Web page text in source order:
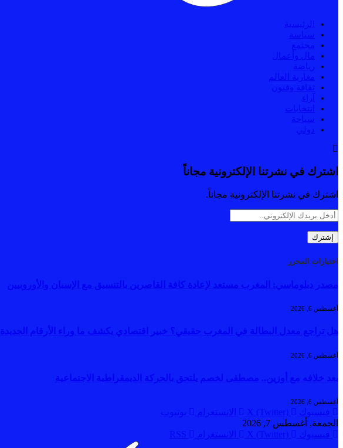
الرئيسية
سياسة
مجتمع
مال وأعمال
رياضة
مغاربة العالم
ثقافة وفنون
آراء
انتخابات
سياحة
دولي
اشترك في نشرتنا الإلكترونية مجاناً
اشترك في نشرتنا الإلكترونية مجاناً.
اختيارات المحرر
مصدر دبلوماسي: المغرب مستعد لإعادة كافة القاصرين بالتنسيق مع الإسبان والأوروبيين
أغسطس 6, 2026
هل تراجع معدل البطالة في المغرب حقيقي؟ خبير اقتصادي يكشف ما وراء الأرقام الجديدة
أغسطس 6, 2026
بعد خلافه مع أوزين.. مصطفى لخصم يلتحق بالحركة الديمقراطية الاجتماعية
أغسطس 6, 2026
فيسبوك X (Twitter) الانستغرام
يوتيوب
الجمعة, أغسطس 7, 2026
فيسبوك
X (Twitter) الانستغرام RSS